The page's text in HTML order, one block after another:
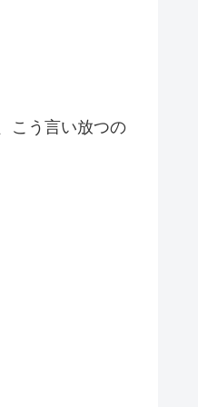
こう言い放つの